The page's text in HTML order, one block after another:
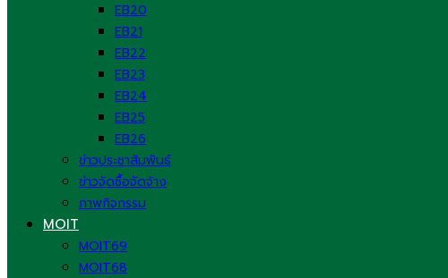
EB20
EB21
EB22
EB23
EB24
EB25
EB26
ข่าวประชาสัมพันธ์
ข่าวจัดซื้อจัดจ้าง
ภาพกิจกรรม
MOIT
MOIT69
MOIT68